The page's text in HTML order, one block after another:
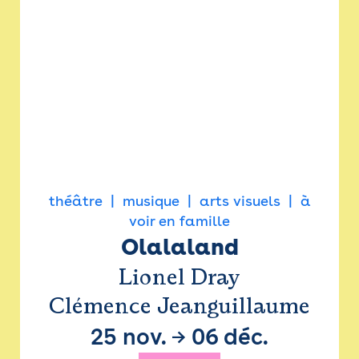
théâtre musique arts visuels
à
voir en famille
Olalaland
Lionel Dray
Clémence Jeanguillaume
25 nov. → 06 déc.